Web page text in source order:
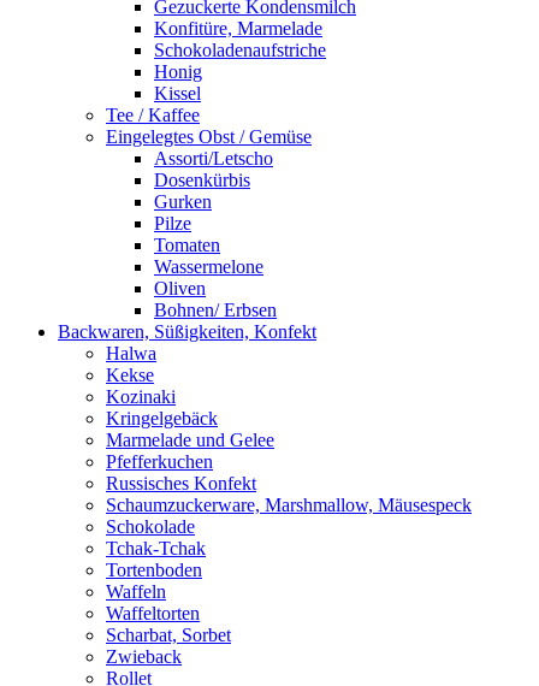
Gezuckerte Kondensmilch
Konfitüre, Marmelade
Schokoladenaufstriche
Honig
Kissel
Tee / Kaffee
Eingelegtes Obst / Gemüse
Assorti/Letscho
Dosenkürbis
Gurken
Pilze
Tomaten
Wassermelone
Oliven
Bohnen/ Erbsen
Backwaren, Süßigkeiten, Konfekt
Halwa
Kekse
Kozinaki
Kringelgebäck
Marmelade und Gelee
Pfefferkuchen
Russisches Konfekt
Schaumzuckerware, Marshmallow, Mäusespeck
Schokolade
Tchak-Tchak
Tortenboden
Waffeln
Waffeltorten
Scharbat, Sorbet
Zwieback
Rollet